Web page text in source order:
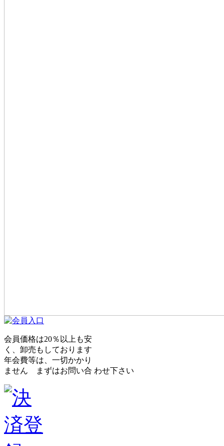
会員価格は20％以上も安
く、卸売もしております
年会費等は、一切かかり
ません まずはお問い合 わせ下さい